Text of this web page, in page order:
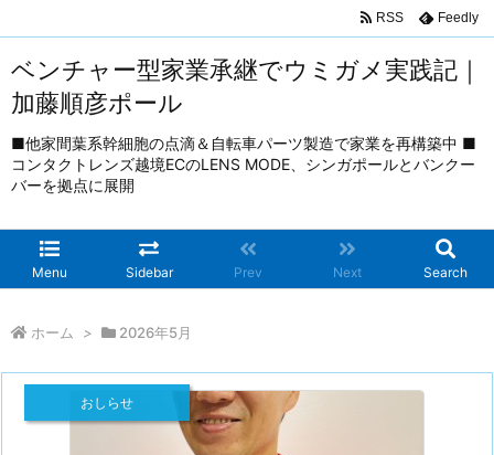
ベンチャー型家業承継でウミガメ実践記｜
加藤順彦ポール
■他家間葉系幹細胞の点滴＆自転車パーツ製造で家業を再構築中 ■
コンタクトレンズ越境ECのLENS MODE、シンガポールとバンクー
バーを拠点に展開
Menu Sidebar Prev Next Search
RSS Feedly
ホーム > 2026年5月
おしらせ